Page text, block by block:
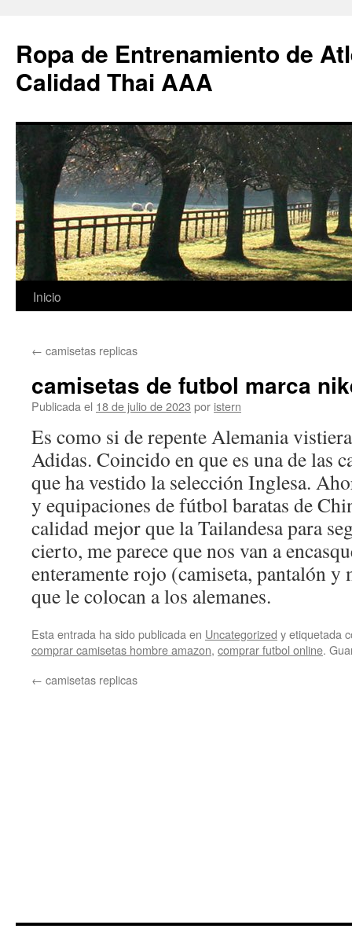
Ropa de Entrenamiento de
Calidad Thai AAA
Saltar
contenido
Inicio
← camisetas replicas
camisetas de futbol marca
Publicada el 18 de julio de 2023 por istern
Es como si de repente Alemania
Adidas. Coincido en que es una de las
que ha vestido la selección Inglesa.
y equipaciones de fútbol baratas de
calidad mejor que la Tailandesa para
cierto, me parece que nos van a
enteramente rojo (camiseta, pantalón y
que le colocan a los alemanes.
Esta entrada ha sido publicada en Uncategorized y etiquetada
comprar camisetas hombre amazon, comprar futbol online.
← camisetas replicas